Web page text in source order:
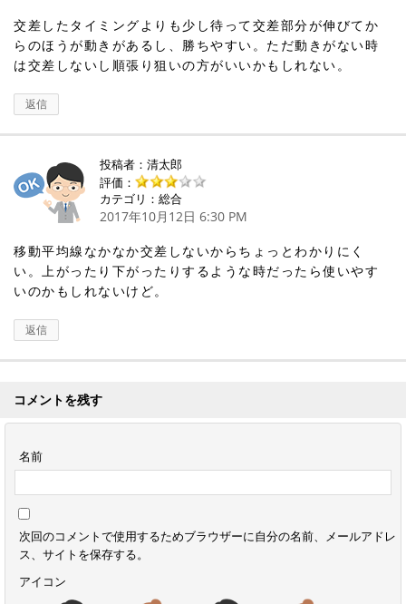
交差したタイミングよりも少し待って交差部分が伸びてか
らのほうが動きがあるし、勝ちやすい。ただ動きがない時
は交差しないし順張り狙いの方がいいかもしれない。
返信
投稿者： 清太郎
評価：
カテゴリ：総合
2017年10月12日 6:30 PM
移動平均線なかなか交差しないからちょっとわかりにく
い。上がったり下がったりするような時だったら使いやす
いのかもしれないけど。
返信
コメントを残す
名前
次回のコメントで使用するためブラウザーに自分の名前、メールアドレ
ス、サイトを保存する。
アイコン